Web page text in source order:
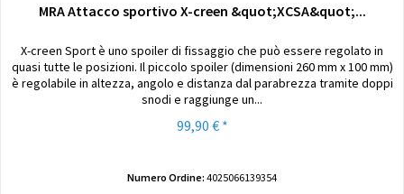
MRA Attacco sportivo X-creen &quot;XCSA&quot;...
X-creen Sport è uno spoiler di fissaggio che può essere regolato in
quasi tutte le posizioni. Il piccolo spoiler (dimensioni 260 mm x 100 mm)
è regolabile in altezza, angolo e distanza dal parabrezza tramite doppi
snodi e raggiunge un...
99,90 € *
Numero Ordine:4025066139354